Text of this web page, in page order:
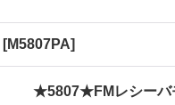
[M5807PA]
★5807★FMレシーバ